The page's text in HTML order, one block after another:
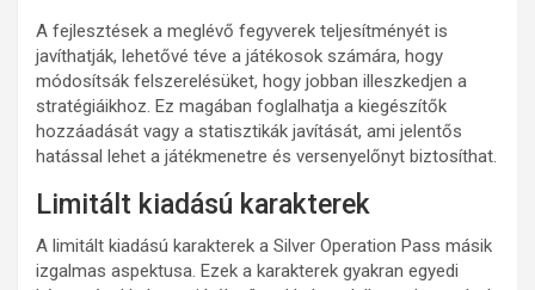
A fejlesztések a meglévő fegyverek teljesítményét is
javíthatják, lehetővé téve a játékosok számára, hogy
módosítsák felszerelésüket, hogy jobban illeszkedjen a
stratégiáikhoz. Ez magában foglalhatja a kiegészítők
hozzáadását vagy a statisztikák javítását, ami jelentős
hatással lehet a játékmenetre és versenyelőnyt biztosíthat.
Limitált kiadású karakterek
A limitált kiadású karakterek a Silver Operation Pass másik
izgalmas aspektusa. Ezek a karakterek gyakran egyedi